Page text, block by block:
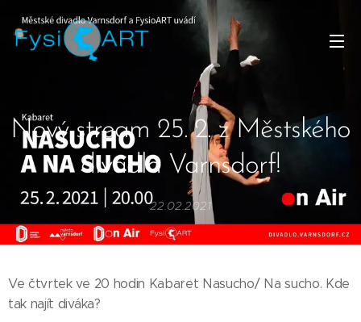
Nový stream 25. 2. z Městského
divadla Varnsdorf!
22.02.2021
Ve čtvrtek ve 20 hodin Kabaret Nasucho/ Na sucho. Kde
tak najít diváka?